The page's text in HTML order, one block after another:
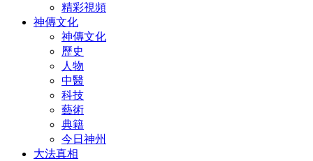
精彩視頻
神傳文化
神傳文化
歷史
人物
中醫
科技
藝術
典籍
今日神州
大法真相